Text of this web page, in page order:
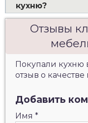
кухню?
Отзывы
Покупали кухню
отзыв о качестве
Добавить
Имя *